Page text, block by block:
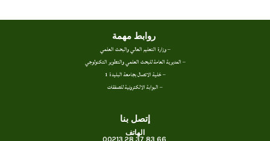
روابط مهمة
– وزارة التعليم العالي والبحث العلمي
– المديرية العامة للبحث العلمي والتطوير التكنولوجي
– خلية الاتصال بجامعة البليدة 1
– البوابة الالكترونية للصفقات
إتصل بنا
الهاتف